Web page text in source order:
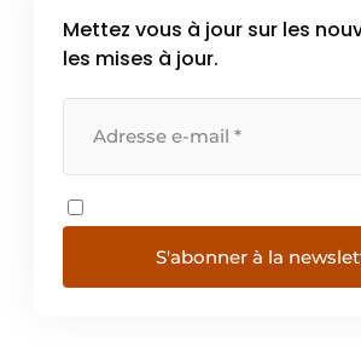
Mettez vous à jour sur les
les mises à jour.
S'abonner à la